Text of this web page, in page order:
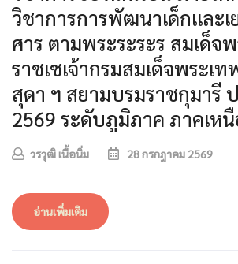
วิชาการการพัฒนาเด็กและ
ศาร ตามพระระระร สมเด็จ
ราชเชเจ้ากรมสมเด็จพระเ
สุดา ฯ สยามบรมราชกุมารี
2569 ระดับภูมิภาค ภาคเห
วรวุฒิ เนื้อนิ่ม 28 กรกฎาคม 2569
อ่านเพิ่มเติม